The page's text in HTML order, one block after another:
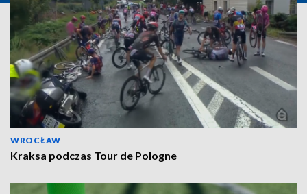
WROCŁAW
Kraksa podczas Tour de Pologne